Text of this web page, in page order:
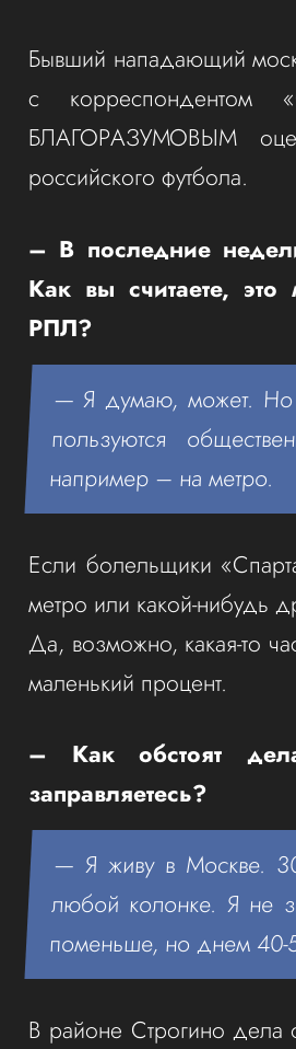
Бывший нападающий
с
БЛАГОРАЗУМОВЫМ
российского футбола.
– В последние
Как вы считаете, это
РПЛ?
— Я думаю, может. Но
пользуются
например – на метро.
Если болельщики
метро или какой-нибудь
Да, возможно, какая-то
маленький процент.
– Как обстоят
заправляетесь?
— Я живу в Москве.
любой колонке. Я не
поменьше, но днем 40-
В районе Строгино дела